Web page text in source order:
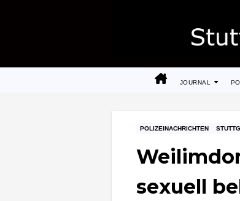
JOURNAL
POLIZEINACHRICHTEN
sexuell